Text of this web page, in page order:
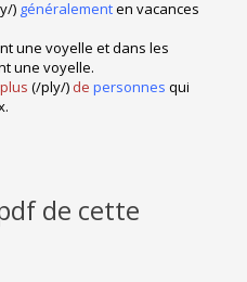
) généralementen vacances
une voyelle et dans les
une voyelle.
(/ply/) de personnes qui
de cette